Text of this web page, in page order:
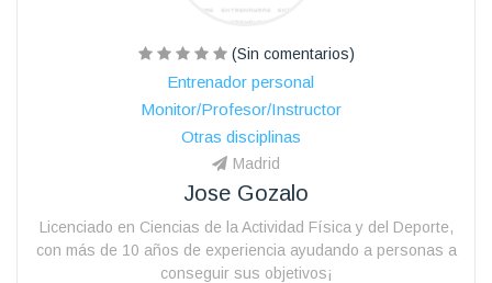
(Sin comentarios)
Entrenador personal
Monitor/Profesor/Instructor
Otras disciplinas
Madrid
Jose Gozalo
Licenciado en Ciencias de la Actividad Física y del Deporte,
con más de 10 años de experiencia ayudando a personas a
conseguir sus objetivos¡